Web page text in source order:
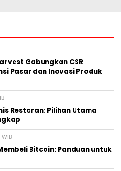
Gabungkan CSR
Pasar dan Inovasi Produk
Restoran: Pilihan Utama
Bitcoin: Panduan untuk